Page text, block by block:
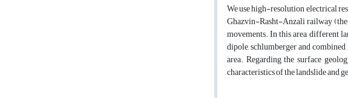
We use high-resolution electrical
Ghazvin-Rasht-Anzali railway (the
movements. In this area, different
dipole, schlumberger and
area. Regarding the surface
characteristics of the landslide and